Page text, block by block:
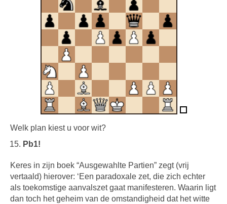
Welk plan kiest u voor wit?
Pb1!
Keres in zijn boek “Ausgewahlte Partien” zegt (vrij
vertaald) hierover: ‘Een paradoxale zet, die zich echter
als toekomstige aanvalszet gaat manifesteren. Waarin ligt
dan toch het geheim van de omstandigheid dat het witte